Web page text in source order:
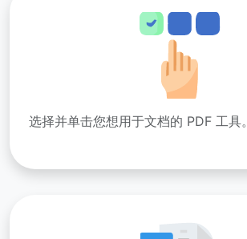
选择并单击您想用于文档的 PDF 工具。